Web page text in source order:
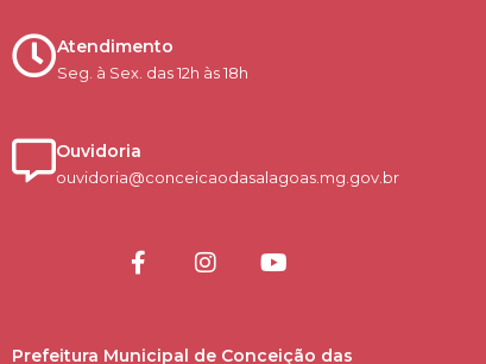
Atendimento
Seg. à Sex. das 12h às 18h
Ouvidoria
ouvidoria@conceicaodasalagoas.mg.gov.br
Prefeitura Municipal de Conceição das